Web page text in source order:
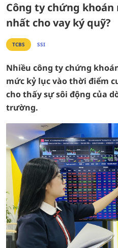
Công ty chứng
nhất cho vay ký quỹ?
TCBS SSI
Nhiều công ty chứng
mức kỷ lục vào thời điểm
cho thấy sự sôi động của
trường.